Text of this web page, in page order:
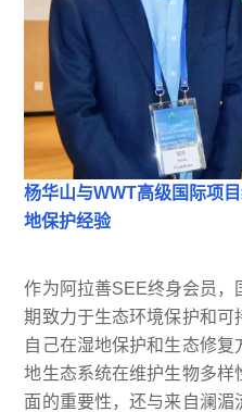
杨华山与WWT高级国际项
地保护经验
作为阿拉善SEE终身会员，
期致力于生态环境保护和
自己在湿地保护和生态修
地生态系统在维护生物多样
面的重要性，还与来自澜